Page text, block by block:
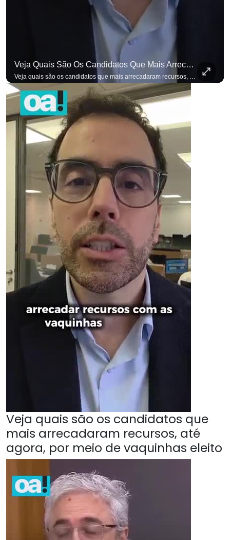
Veja Quais São Os Candidatos Que Mais Arrecadaram Recursos, Até Agora, Por Meio De Vaquinhas Eleito
Veja quais são os candidatos que mais arrecadaram recursos, até agora, por meio de vaquinhas eleitorais. #OAntagonista Se você busca informação com credibilidade, inscreva-se agora e ative o
Veja quais são os candidatos que
mais arrecadaram recursos, até
agora, por meio de vaquinhas eleito